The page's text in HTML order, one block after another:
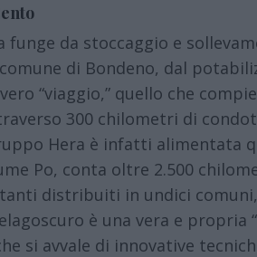
da stoccaggio e
di Bondeno, dal
“viaggio,” quello che
300 chilometri di
Hera è infatti alimentata
Po, conta oltre 2.500
distribuiti in undici
è una vera e propria
si avvale di innovative